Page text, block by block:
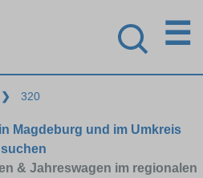
☰
❯ 320
Magdeburg und im Umkreis
suchen
& Jahreswagen im regionalen